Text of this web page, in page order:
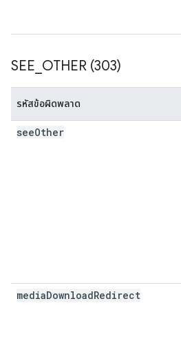
SEE OTHER (303)
รหัสข้อผิดพลาด
seeOther
mediaDownloadRedirect